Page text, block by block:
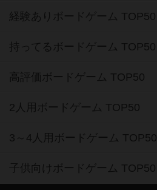
経験ありボードゲーム TOP50
持ってるボードゲーム TOP50
高評価ボードゲーム TOP50
2人用ボードゲーム TOP50
3～4人用ボードゲーム TOP50
子供向けボードゲーム TOP50